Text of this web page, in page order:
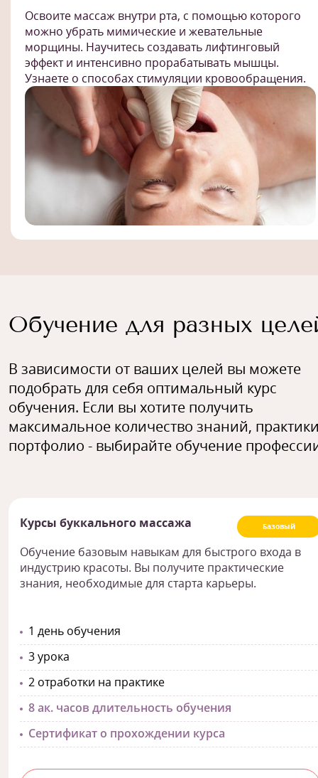
Освоите массаж внутри рта, с помощью которого
можно убрать мимические и жевательные
морщины. Научитесь создавать лифтинговый
эффект и интенсивно прорабатывать мышцы.
Узнаете о способах стимуляции кровообращения.
Обучение для разных
В зависимости от ваших целей вы можете
подобрать для себя оптимальный курс
обучения. Если вы хотите получить
максимальное количество знаний,
портфолио - выбирайте обучение
Базовый
Курсы буккального массажа
Обучение базовым навыкам для быстрого входа в
индустрию красоты. Вы получите практические
знания, необходимые для старта карьеры.
1 день обучения
3 урока
2 отработки на практике
8 ак. часов длительность обучения
Сертификат о прохождении курса